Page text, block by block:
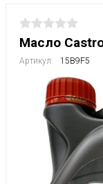
Масло
Артикул: 15B9F5